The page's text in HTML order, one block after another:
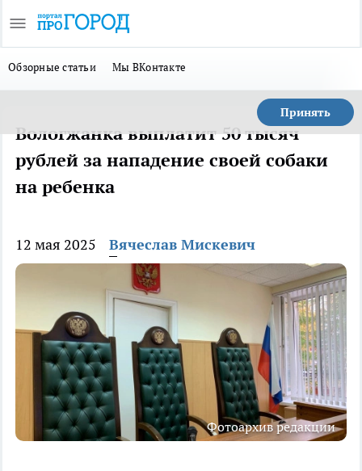
Обзорные статьи Мы ВКонтакте
Принять
Вологжанка выплатит 50 тысяч
рублей за нападение своей собаки
на ребенка
12 мая 2025 Вячеслав Мискевич
Фотоархив редакции